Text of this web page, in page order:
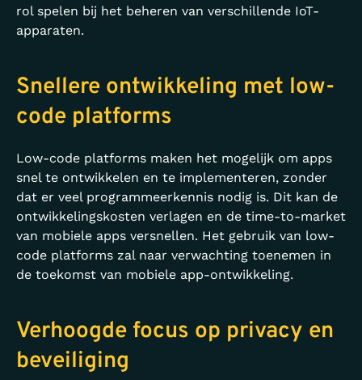
rol spelen bij het beheren van verschillende IoT-
apparaten.
Snellere ontwikkeling met low-
code platforms
Low-code platforms maken het mogelijk om apps
snel te ontwikkelen en te implementeren, zonder
dat er veel programmeerkennis nodig is. Dit kan de
ontwikkelingskosten verlagen en de time-to-market
van mobiele apps versnellen. Het gebruik van low-
code platforms zal naar verwachting toenemen in
de toekomst van mobiele app-ontwikkeling.
Verhoogde focus op privacy en
beveiliging